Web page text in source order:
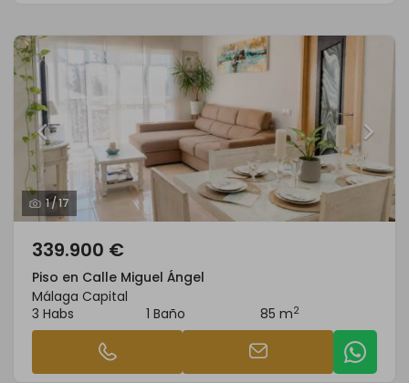
1/17
339.900 €
Piso en Calle Miguel Ángel
Málaga Capital
3 Habs
1 Baño 85 m2